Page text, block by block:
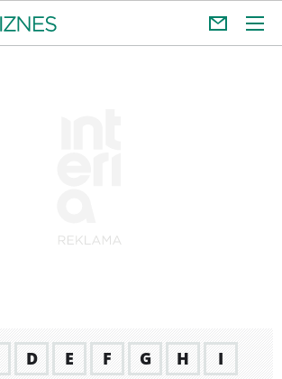
D E F G H
I